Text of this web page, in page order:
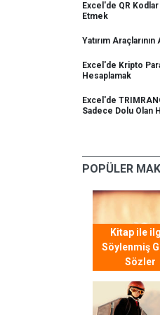
Excel'de QR
Etmek
Yatırım
Excel'de Kripto
Hesaplamak
Excel'de
Sadece Dolu Olan
POPÜLER
Kitap ile
Söylenmiş
Sözler